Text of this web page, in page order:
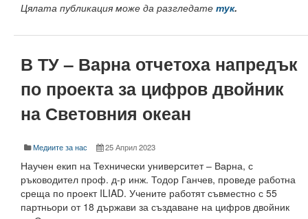
Машинно-технологичен факултет
Корабостроителен факултет
Учебна дейност
Учебен отдел
Цялата публикация може да разгледате тук.
В ТУ – Варна отчетоха напредък
по проекта за цифров двойник
на Световния океан
Медиите за нас 25 Април 2023
Научен екип на Технически университет – Варна, с
ръководител проф. д-р инж. Тодор Ганчев, проведе работна
среща по проект ILIAD. Учените работят съвместно с 55
партньори от 18 държави за създаване на цифров двойник